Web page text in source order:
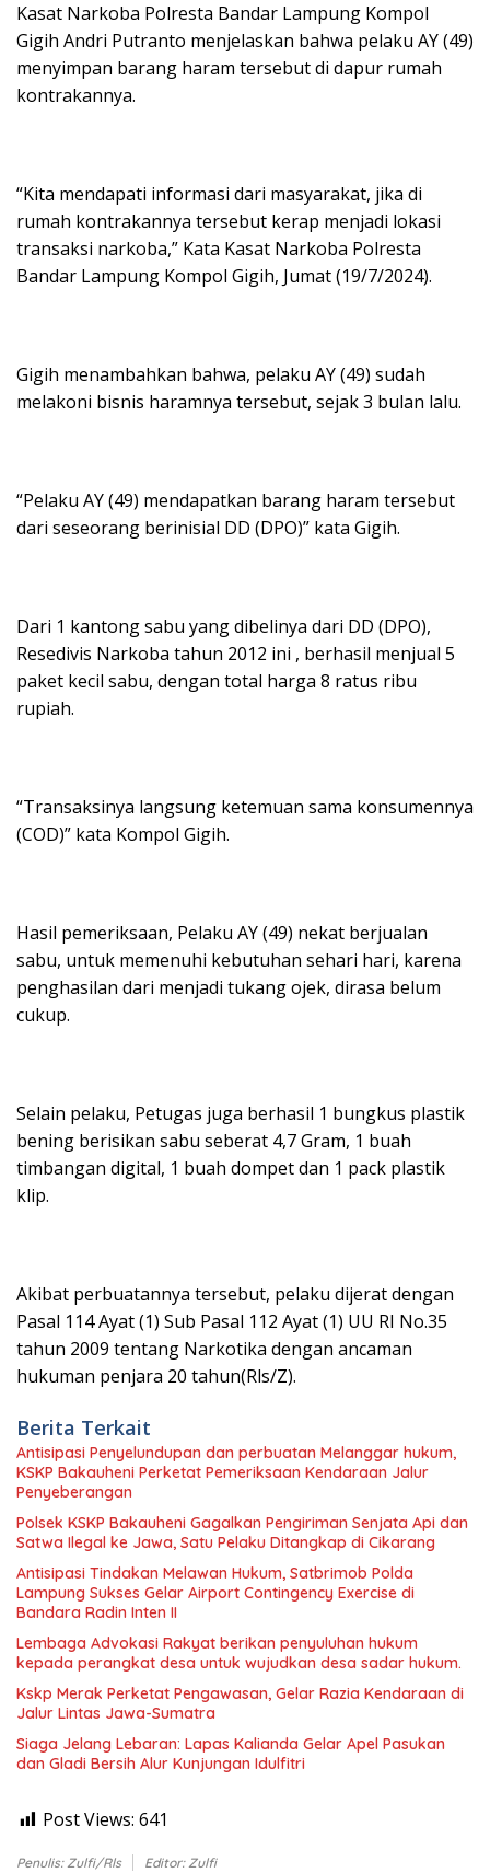
Kasat Narkoba Polresta Bandar Lampung Kompol
Gigih Andri Putranto menjelaskan bahwa pelaku AY (49)
menyimpan barang haram tersebut di dapur rumah
kontrakannya.
“Kita mendapati informasi dari masyarakat, jika di
rumah kontrakannya tersebut kerap menjadi lokasi
transaksi narkoba,” Kata Kasat Narkoba Polresta
Bandar Lampung Kompol Gigih, Jumat (19/7/2024).
Gigih menambahkan bahwa, pelaku AY (49) sudah
melakoni bisnis haramnya tersebut, sejak 3 bulan lalu.
“Pelaku AY (49) mendapatkan barang haram tersebut
dari seseorang berinisial DD (DPO)” kata Gigih.
Dari 1 kantong sabu yang dibelinya dari DD (DPO),
Resedivis Narkoba tahun 2012 ini , berhasil menjual 5
paket kecil sabu, dengan total harga 8 ratus ribu
rupiah.
“Transaksinya langsung ketemuan sama konsumennya
(COD)” kata Kompol Gigih.
Hasil pemeriksaan, Pelaku AY (49) nekat berjualan
sabu, untuk memenuhi kebutuhan sehari hari, karena
penghasilan dari menjadi tukang ojek, dirasa belum
cukup.
Selain pelaku, Petugas juga berhasil 1 bungkus plastik
bening berisikan sabu seberat 4,7 Gram, 1 buah
timbangan digital, 1 buah dompet dan 1 pack plastik
klip.
Akibat perbuatannya tersebut, pelaku dijerat dengan
Pasal 114 Ayat (1) Sub Pasal 112 Ayat (1) UU RI No.35
tahun 2009 tentang Narkotika dengan ancaman
hukuman penjara 20 tahun(Rls/Z).
Berita Terkait
Antisipasi Penyelundupan dan perbuatan Melanggar hukum,
KSKP Bakauheni Perketat Pemeriksaan Kendaraan Jalur
Penyeberangan
Polsek KSKP Bakauheni Gagalkan Pengiriman Senjata Api dan
Satwa Ilegal ke Jawa, Satu Pelaku Ditangkap di Cikarang
Antisipasi Tindakan Melawan Hukum, Satbrimob Polda
Lampung Sukses Gelar Airport Contingency Exercise di
Bandara Radin Inten II
Lembaga Advokasi Rakyat berikan penyuluhan hukum
kepada perangkat desa untuk wujudkan desa sadar hukum.
Kskp Merak Perketat Pengawasan, Gelar Razia Kendaraan di
Jalur Lintas Jawa-Sumatra
Siaga Jelang Lebaran: Lapas Kalianda Gelar Apel Pasukan
dan Gladi Bersih Alur Kunjungan Idulfitri
Post Views: 641
Penulis: Zulfi/Rls Editor: Zulfi